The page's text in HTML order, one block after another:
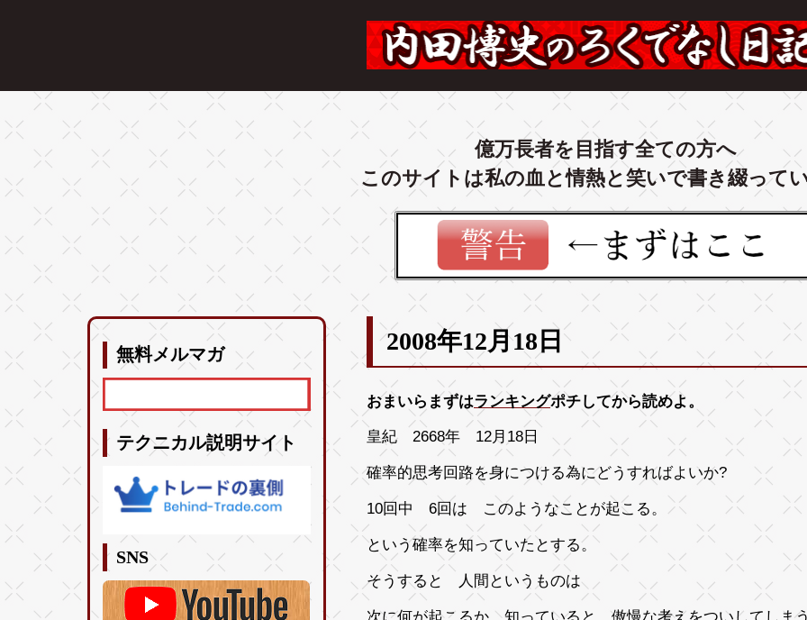
億万長者を目指す全ての方へ
このサイトは私の血と情熱と笑いで書き綴って
無料メルマガ
テクニカル説明サイト
SNS
2008年12月18日
おまいらまずはランキングポチしてから読めよ。
皇紀 2668年 12月18日
確率的思考回路を身につける為にどうすればよいか?
10回中 6回は このようなことが起こる。
という確率を知っていたとする。
そうすると 人間というものは
次に何が起こるか 知っていると 傲慢な考えをついしてしま